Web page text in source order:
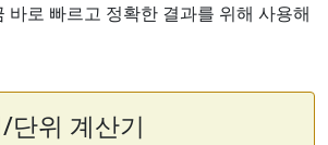
바로 빠르고 정확한 결과를 위해 사용해
단위 계산기